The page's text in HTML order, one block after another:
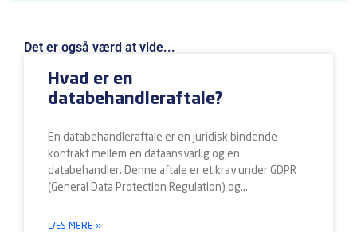
Det er også værd at vide...
Hvad er en
databehandleraftale?
En databehandleraftale er en juridisk bindende
kontrakt mellem en dataansvarlig og en
databehandler. Denne aftale er et krav under GDPR
(General Data Protection Regulation) og
LÆS MERE »